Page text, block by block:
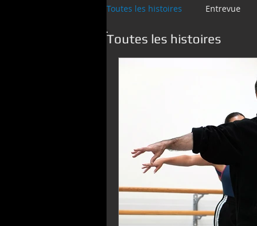
Toutes les histoires Entrevue
Toutes les histoires